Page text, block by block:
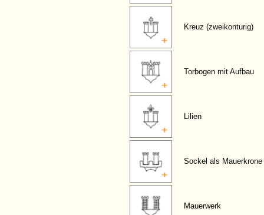
Kreuz (zweikonturig)
Torbogen mit Aufbau
Lilien
Sockel als Mauerkrone
Mauerwerk